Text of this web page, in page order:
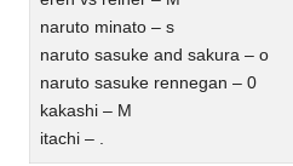
naruto minato – s
naruto sasuke and sakura – o
naruto sasuke rennegan – 0
kakashi – M
itachi – .